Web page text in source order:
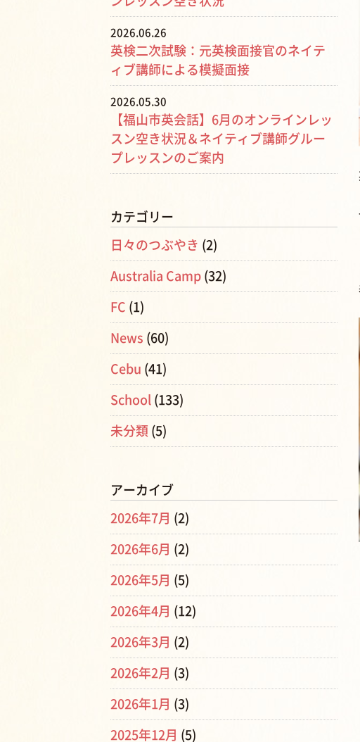
2026.06.26
英検二次試験：元英検面接官のネイテ
ィブ講師による模擬面接
2026.05.30
【福山市英会話】6月のオンラインレッ
スン空き状況＆ネイティブ講師グルー
プレッスンのご案内
カテゴリー
日々のつぶやき (2)
Australia Camp (32)
FC (1)
News (60)
Cebu (41)
School (133)
未分類 (5)
アーカイブ
2026年7月 (2)
2026年6月 (2)
2026年5月 (5)
2026年4月 (12)
2026年3月 (2)
2026年2月 (3)
2026年1月 (3)
2025年12月 (5)